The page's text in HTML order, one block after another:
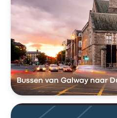
Bussen van Galway naar